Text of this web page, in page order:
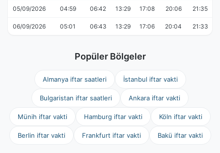
05/09/2026 04:59 06:42 13:29 17:08 20:06 21:35
06/09/2026 05:01 06:43 13:29 17:06 20:04 21:33
Popüler Bölgeler
Almanya iftar saatleri İstanbul iftar vakti
Bulgaristan iftar saatleri Ankara iftar vakti
Münih iftar vakti Hamburg iftar vakti Köln iftar vakti
Berlin iftar vakti Frankfurt iftar vakti Bakü iftar vakti